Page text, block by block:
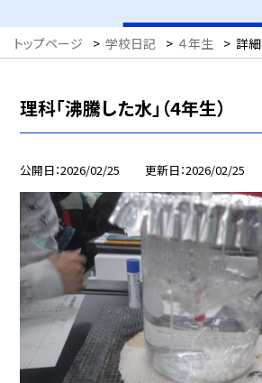
トップページ > 学校日記 > ４年生 > 詳細
理科「沸騰した水」（4年生）
公開日 2026/02/25 更新日 2026/02/25